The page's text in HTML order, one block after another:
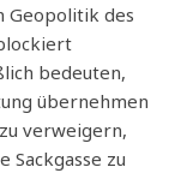
Geopolitik des
bedeuten,
übernehmen
verweigern,
Sackgasse zu